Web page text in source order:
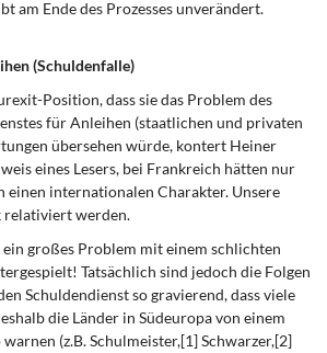
am Ende des Prozesses unverändert.
(Schuldenfalle)
Position, dass sie das Problem des
für Anleihen (staatlichen und privaten
übersehen würde, kontert Heiner
eines Lesers, bei Frankreich hätten nur
einen internationalen Charakter. Unsere
relativiert werden.
großes Problem mit einem schlichten
Tatsächlich sind jedoch die Folgen
Schuldendienst so gravierend, dass viele
die Länder in Südeuropa von einem
(z.B. Schulmeister,[1] Schwarzer,[2]